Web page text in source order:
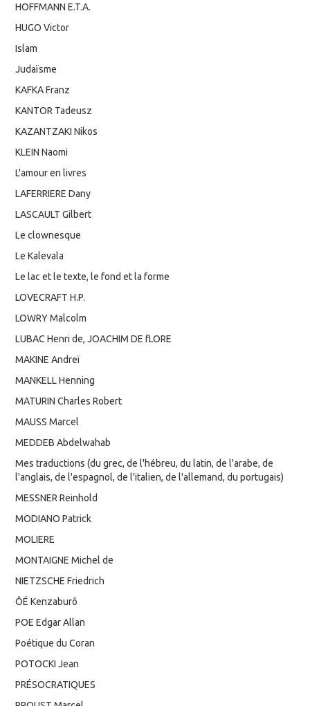
HOFFMANN E.T.A.
HUGO Victor
Islam
Judaïsme
KAFKA Franz
KANTOR Tadeusz
KAZANTZAKI Nikos
KLEIN Naomi
L'amour en livres
LAFERRIERE Dany
LASCAULT Gilbert
Le clownesque
Le Kalevala
Le lac et le texte, le fond et la forme
LOVECRAFT H.P.
LOWRY Malcolm
LUBAC Henri de, JOACHIM DE fLORE
MAKINE Andreï
MANKELL Henning
MATURIN Charles Robert
MAUSS Marcel
MEDDEB Abdelwahab
Mes traductions (du grec, de l'hébreu, du latin, de l'arabe, de
l'anglais, de l'espagnol, de l'italien, de l'allemand, du portugais)
MESSNER Reinhold
MODIANO Patrick
MOLIERE
MONTAIGNE Michel de
NIETZSCHE Friedrich
ÔÉ Kenzaburô
POE Edgar Allan
Poétique du Coran
POTOCKI Jean
PRÉSOCRATIQUES